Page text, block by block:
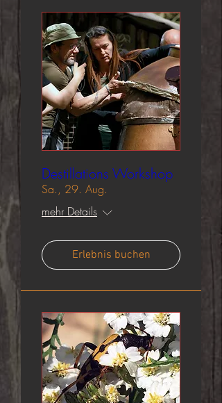
Destillations Workshop
Sa., 29. Aug.
mehr Details
Erlebnis buchen